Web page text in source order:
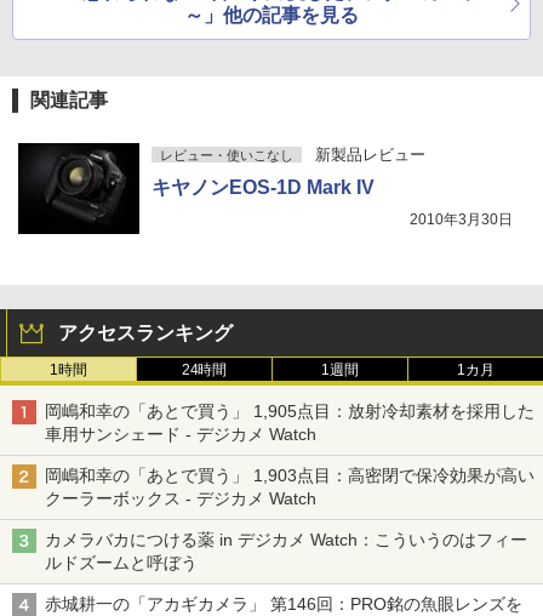
～」他の記事を見る
関連記事
レビュー・使いこなし 新製品レビュー
キヤノンEOS-1D Mark IV
2010年3月30日
アクセスランキング
1時間 24時間 1週間 1カ月
岡嶋和幸の「あとで買う」 1,905点目：放射冷却素材を採用した
車用サンシェード - デジカメ Watch
岡嶋和幸の「あとで買う」 1,903点目：高密閉で保冷効果が高い
クーラーボックス - デジカメ Watch
カメラバカにつける薬 in デジカメ Watch：こういうのはフィー
ルドズームと呼ぼう
赤城耕一の「アカギカメラ」 第146回：PRO銘の魚眼レンズを